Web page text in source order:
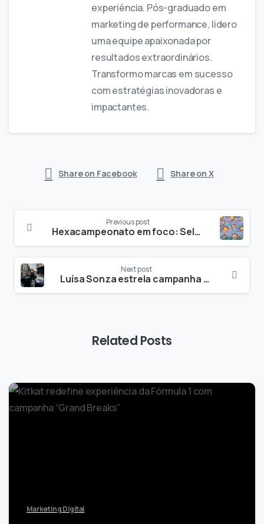
experiência. Pós-graduado em
marketing de performance, lidero
uma equipe apaixonada por
resultados extraordinários.
Transformo marcas em sucesso
com estratégias inovadoras e
impactantes.
Share on Facebook Share on X
Previous post
Hexacampeonato em foco: Seleção Brasileira e propmark celebram a Copa do Mundo de 2026
Next post
Luísa Sonza estrela campanha de Dia dos Namorados da Shein com foco em autocuidado.
Related Posts
Marketing Digital